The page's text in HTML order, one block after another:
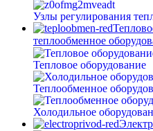
Узлы регулирования
теплообменное
Тепловое оборудование
Теплообменное
Холодильное